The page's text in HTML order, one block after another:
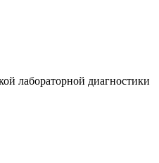
лабораторной диагностики